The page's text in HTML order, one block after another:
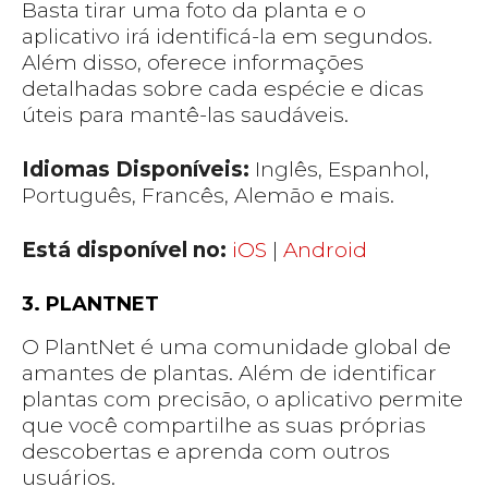
Basta tirar uma foto da planta e o
aplicativo irá identificá-la em segundos.
Além disso, oferece informações
detalhadas sobre cada espécie e dicas
úteis para mantê-las saudáveis.
Idiomas Disponíveis: Inglês, Espanhol,
Português, Francês, Alemão e mais.
Está disponível no: iOS | Android
3. PLANTNET
O PlantNet é uma comunidade global de
amantes de plantas. Além de identificar
plantas com precisão, o aplicativo permite
que você compartilhe as suas próprias
descobertas e aprenda com outros
usuários.